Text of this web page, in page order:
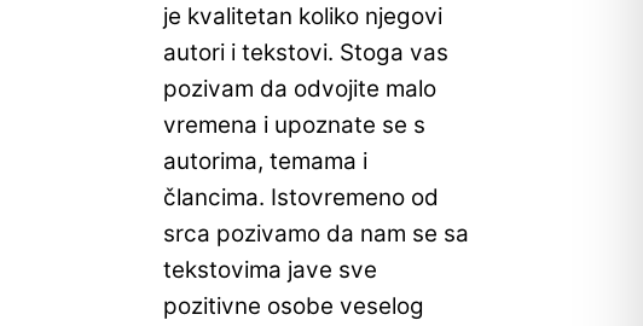
je kvalitetan koliko njegovi
autori i tekstovi. Stoga vas
pozivam da odvojite malo
vremena i upoznate se s
autorima, temama i
člancima. Istovremeno od
srca pozivamo da nam se sa
tekstovima jave sve
pozitivne osobe veselog